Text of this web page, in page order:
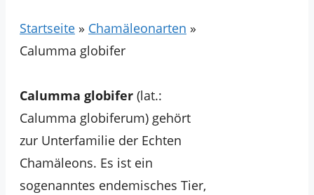
Startseite » Chamäleonarten »
Calumma globifer
Calumma globifer (lat.:
Calumma globiferum) gehört
zur Unterfamilie der Echten
Chamäleons. Es ist ein
sogenanntes endemisches Tier,